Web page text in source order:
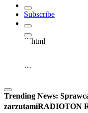
Subscribe
```html
```
Trending News:
zarzutamiRADIOTON